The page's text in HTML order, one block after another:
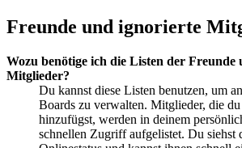
Freunde und ignorierte
Wozu benötige ich die Listen der Freunde
Mitglieder?
Du kannst diese Listen benutzen, um
Boards zu verwalten. Mitglieder, die
hinzufügst, werden in deinem
schnellen Zugriff aufgelistet. Du siehst